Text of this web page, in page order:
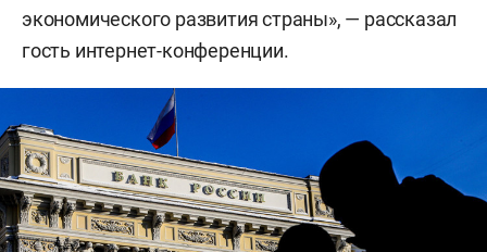
экономического развития страны», — рассказал
гость интернет-конференции.